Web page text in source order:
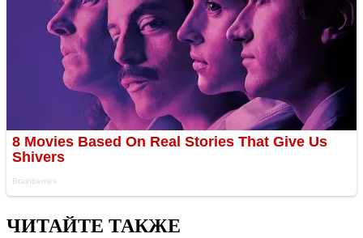
ЧИТАЙТЕ ТАКЖЕ